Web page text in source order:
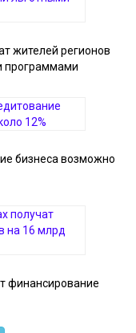
жителей регионов
программами
бизнеса возможно
финансирование